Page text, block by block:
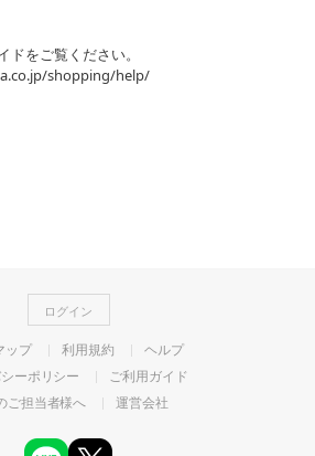
をご覧ください。
shopping/help/
ログイン
ップ 利用規約
ヘルプ
ーポリシー
ご利用ガイド
ご担当者様へ
運営会社